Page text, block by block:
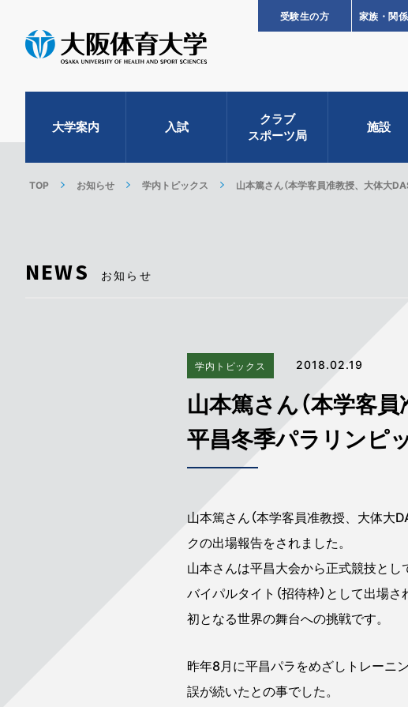
受験生の方 家族・関
大学案内 入試
クラブ
スポーツ局
施設
TOP お知らせ 学内トピックス 山本篤さん（本学客員准教授、大体大
NEWS お知らせ
学内トピックス 2018.02.19
山本篤さん（本学客
平昌冬季パラリンピ
山本篤さん（本学客員准教授、大体大
クの出場報告をされました。
山本さんは平昌大会から正式競技と
バイパルタイト（招待枠）として出場
初となる世界の舞台への挑戦です。
昨年8月に平昌パラをめざしトレーニ
誤が続いたとの事でした。